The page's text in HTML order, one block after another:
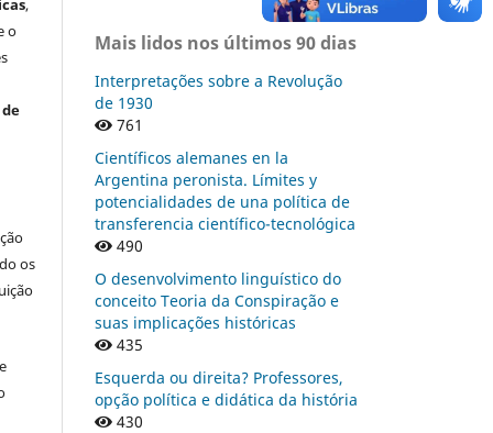
,
o
os
Mais lidos nos últimos 90 dias
Interpretações sobre a Revolução
de 1930
761
Científicos alemanes en la
Argentina peronista. Límites y
potencialidades de una política de
transferencia científico-tecnológica
490
O desenvolvimento linguístico do
conceito Teoria da Conspiração e
suas implicações históricas
435
Esquerda ou direita? Professores,
opção política e didática da história
430